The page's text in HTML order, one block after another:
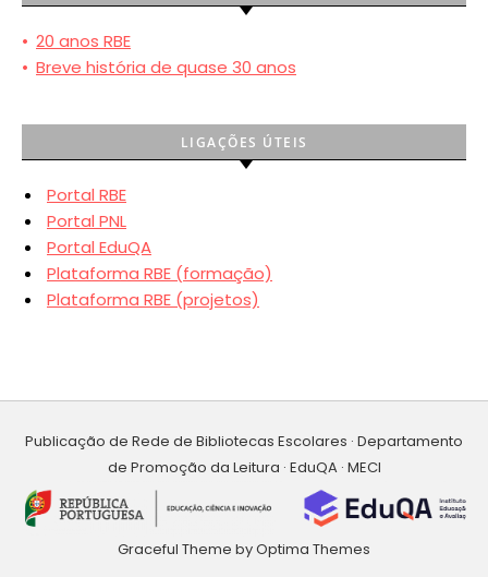
• 20 anos RBE
• Breve história de quase 30 anos
LIGAÇÕES ÚTEIS
Portal RBE
Portal PNL
Portal EduQA
Plataforma RBE (formação)
Plataforma RBE (projetos)
Publicação de Rede de Bibliotecas Escolares · Departamento
de Promoção da Leitura · EduQA · MECI
Graceful Theme byOptima Themes